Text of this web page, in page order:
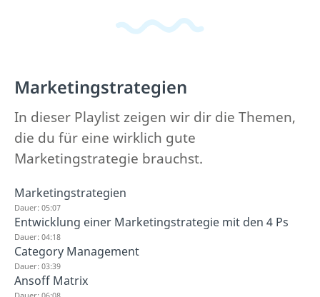
Marketingstrategien
In dieser Playlist zeigen wir dir die Themen,
die du für eine wirklich gute
Marketingstrategie brauchst.
Marketingstrategien
Dauer: 05:07
Entwicklung einer Marketingstrategie mit den 4 Ps
Dauer: 04:18
Category Management
Dauer: 03:39
Ansoff Matrix